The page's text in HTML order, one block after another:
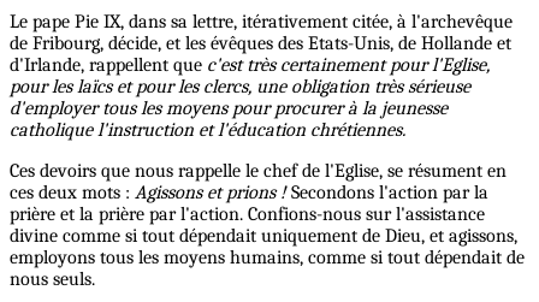
Le pape Pie IX, dans sa lettre, itérativement citée, à l'archevêque
de Fribourg, décide, et les évêques des Etats-Unis, de Hollande et
d'Irlande, rappellent que c'est très certainement pour l'Eglise,
pour les laïcs et pour les clercs, une obligation très sérieuse
d'employer tous les moyens pour procurer à la jeunesse
catholique l'instruction et l'éducation chrétiennes.
Ces devoirs que nous rappelle le chef de l'Eglise, se résument en
ces deux mots : Agissons et prions !Secondons l'action par la
prière et la prière par l'action. Confions-nous sur l'assistance
divine comme si tout dépendait uniquement de Dieu, et agissons,
employons tous les moyens humains, comme si tout dépendait de
nous seuls.